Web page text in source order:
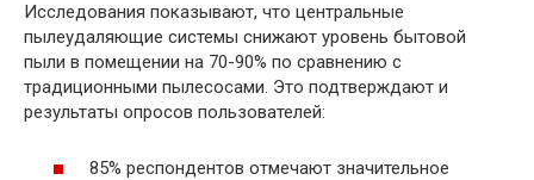
Исследования показывают, что центральные
пылеудаляющие системы снижают уровень бытовой
пыли в помещении на 70-90% по сравнению с
традиционными пылесосами. Это подтверждают и
результаты опросов пользователей:
85% респондентов отмечают значительное